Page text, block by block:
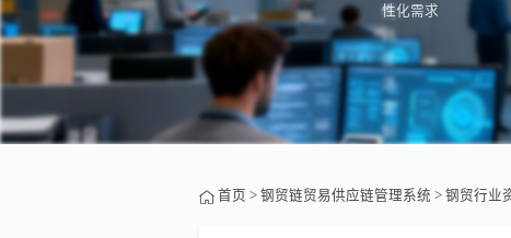
性化需求
首页 > 钢贸链贸易供应链管理系统 > 钢贸行业